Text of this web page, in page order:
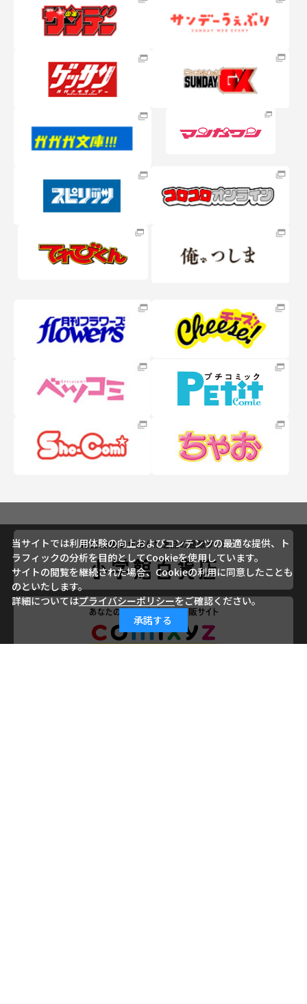
当サイトでは利用体験の向上およびコンテンツの最適な提供、ト
ラフィックの分析を目的としてCookieを使用しています。
サイトの閲覧を継続された場合、Cookieの利用に同意したことも
のといたします。
詳細についてはプライバシーポリシーをご確認ください。
承諾する